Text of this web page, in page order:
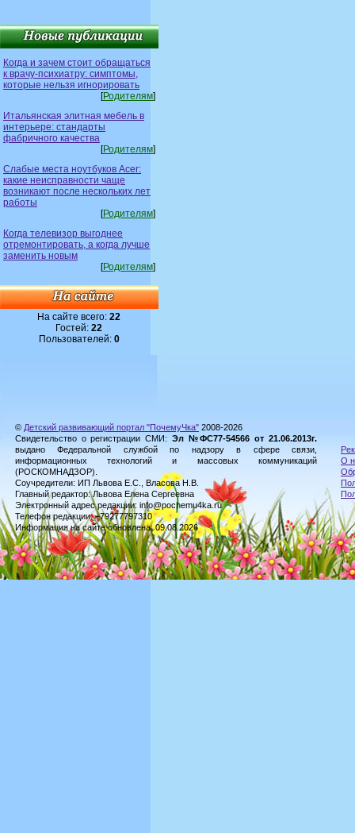
Когда и зачем стоит обращаться
к врачу-психиатру: симптомы,
которые нельзя игнорировать
[Родителям]
Итальянская элитная мебель в
интерьере: стандарты
фабричного качества
[Родителям]
Слабые места ноутбуков Acer:
какие неисправности чаще
возникают после нескольких лет
работы
[Родителям]
Когда телевизор выгоднее
отремонтировать, а когда лучше
заменить новым
[Родителям]
На сайте всего:22
Гостей:22
Пользователей: 0
© Детский развивающий портал "ПочемуЧка" 2008-2026
Свидетельство о регистрации СМИ: Эл №ФС77-54566 от 21.06.2013г.
выдано Федеральной службой по надзору в сфере связи,
информационных технологий и массовых коммуникаций
(РОСКОМНАДЗОР).
Соучредители: ИП Львова Е.С., Власова Н.В.
Главный редактор: Львова Елена Сергеевна
Электронный адрес редакции: info@pochemu4ka.ru
Телефон редакции: +79277797310
Информация на сайте обновлена: 09.08.2026
О